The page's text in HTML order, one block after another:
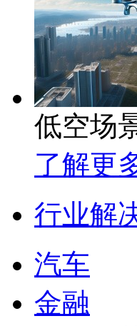
低空场
了解更
行业解
汽车
金融